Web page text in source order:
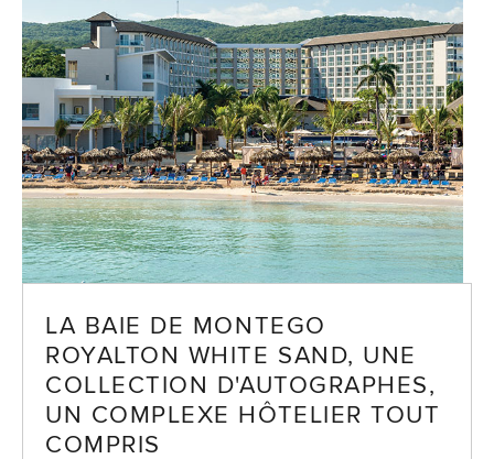
LA BAIE DE MONTEGO
ROYALTON WHITE SAND, UNE
COLLECTION D'AUTOGRAPHES,
UN COMPLEXE HÔTELIER TOUT
COMPRIS